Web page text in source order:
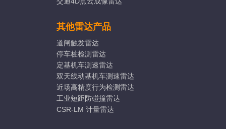
其他雷达产品
道闸触发雷达
停车桩检测雷达
定基机车测速雷达
双天线动基机车测速雷达
近场高精度行为检测雷达
工业短距防碰撞雷达
CSR-LM 计量雷达